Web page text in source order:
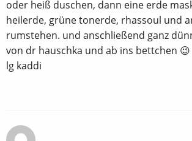
oder heiß duschen, dann eine erde
heilerde, grüne tonerde, rhassoul und
rumstehen. und anschließend ganz
von dr hauschka und ab ins bettchen 😉
lg kaddi